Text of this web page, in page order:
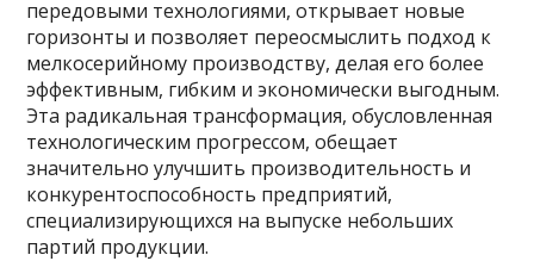
передовыми технологиями, открывает новые
горизонты и позволяет переосмыслить подход к
мелкосерийному производству, делая его более
эффективным, гибким и экономически выгодным.
Эта радикальная трансформация, обусловленная
технологическим прогрессом, обещает
значительно улучшить производительность и
конкурентоспособность предприятий,
специализирующихся на выпуске небольших
партий продукции.